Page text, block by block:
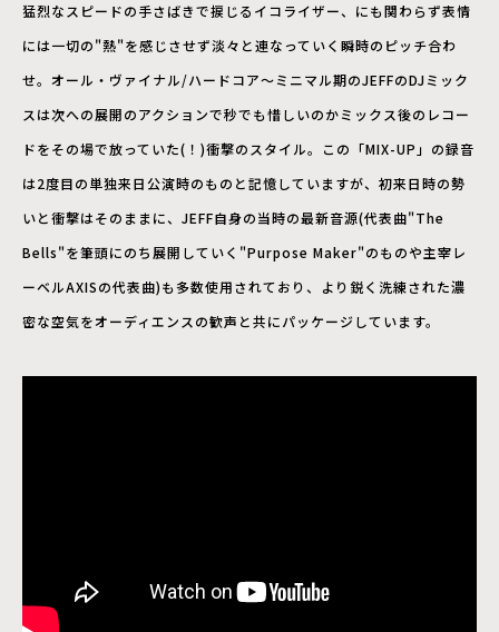
猛烈なスピードの手さばきで捩じるイコライザー、にも関わらず表情
には一切の"熱"を感じさせず淡々と連なっていく瞬時のピッチ合わ
せ。オール・ヴァイナル/ハードコア～ミニマル期のJEFFのDJミック
スは次への展開のアクションで秒でも惜しいのかミックス後のレコー
ドをその場で放っていた(！)衝撃のスタイル。この「MIX-UP」の録音
は2度目の単独来日公演時のものと記憶していますが、初来日時の勢
いと衝撃はそのままに、JEFF自身の当時の最新音源(代表曲"The
Bells"を筆頭にのち展開していく"Purpose Maker"のものや主宰レ
ーベルAXISの代表曲)も多数使用されており、より鋭く洗練された濃
密な空気をオーディエンスの歓声と共にパッケージしています。